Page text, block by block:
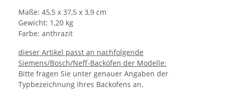
Maße: 45,5 x 37,5 x 3,9 cm
Gewicht: 1,20 kg
Farbe: anthrazit
dieser Artikel passt an nachfolgende
Siemens/Bosch/Neff-Backöfen der Modelle:
Bitte fragen Sie unter genauer Angaben der
Typbezeichnung Ihres Backofens an.